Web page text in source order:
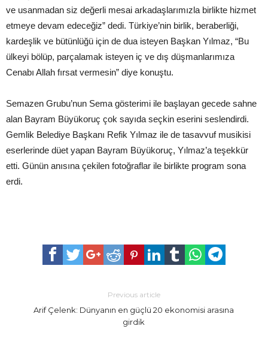
ve usanmadan siz değerli mesai arkadaşlarımızla birlikte hizmet
etmeye devam edeceğiz” dedi. Türkiye’nin birlik, beraberliği,
kardeşlik ve bütünlüğü için de dua isteyen Başkan Yılmaz, “Bu
ülkeyi bölüp, parçalamak isteyen iç ve dış düşmanlarımıza
Cenabı Allah fırsat vermesin” diye konuştu.
Semazen Grubu’nun Sema gösterimi ile başlayan gecede sahne
alan Bayram Büyükoruç çok sayıda seçkin eserini seslendirdi.
Gemlik Belediye Başkanı Refik Yılmaz ile de tasavvuf musikisi
eserlerinde düet yapan Bayram Büyükoruç, Yılmaz’a teşekkür
etti. Günün anısına çekilen fotoğraflar ile birlikte program sona
erdi.
Previous article
Arif Çelenk: Dünyanın en güçlü 20 ekonomisi arasına
girdik